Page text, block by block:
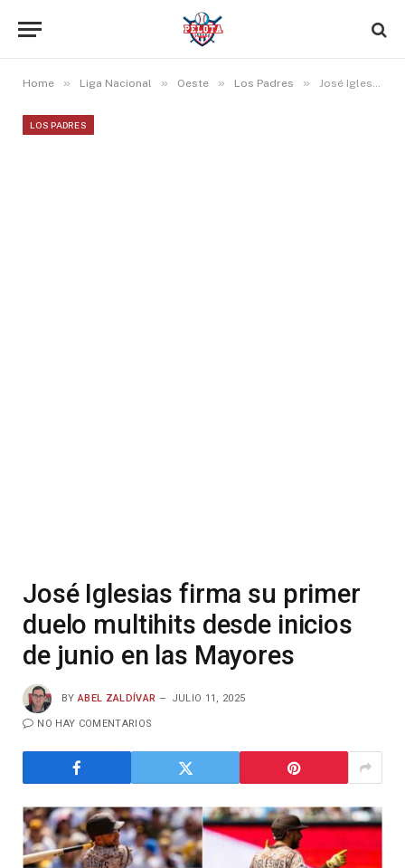
Home » Liga Nacional » Oeste » Los Padres » José Iglesias firma su primer duelo multihits desde inicios de junio en las Mayores
LOS PADRES
José Iglesias firma su primer
duelo multihits desde inicios
de junio en las Mayores
BY ABEL ZALDÍVAR JULIO 11, 2025
NO HAY COMENTARIOS